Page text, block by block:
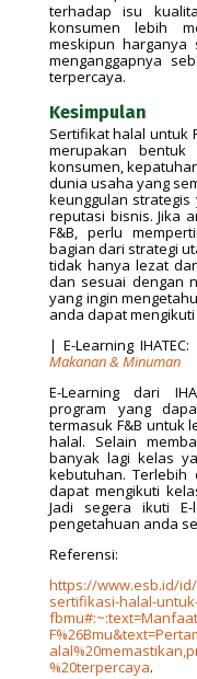
terhadap isu
konsumen lebih
meskipun harganya
menganggapnya
terpercaya.
Kesimpulan
Sertifikat halal untuk
merupakan bentuk
konsumen,
dunia usaha yang
keunggulan
reputasi bisnis. Jika
F&B, perlu
bagian dari strategi
tidak hanya lezat
dan sesuai dengan
yang ingin
anda dapat mengikuti
| E-Learning IHATEC:
Makanan & Minuman
E-Learning dari
program yang
termasuk F&B untuk
halal. Selain
banyak lagi kelas
kebutuhan. Terlebih
dapat mengikuti
Jadi segera ikuti E-
pengetahuan anda
Referensi:
https://www.esb.id/
sertifikasi-halal-
%20terpercaya.